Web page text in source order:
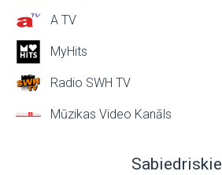
A TV
MyHits
Radio SWH TV
Mūzikas Video Kanāls
Sabiedriskie